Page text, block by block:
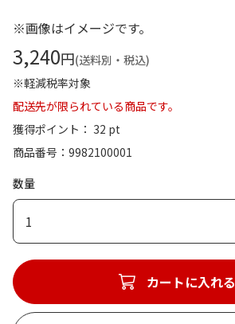
※画像はイメージです。
3,240円(送料別・税込)
※軽減税率対象
配送先が限られている商品です。
獲得ポイント： 32 pt
商品番号
9982100001
数量
1
カートに入れる